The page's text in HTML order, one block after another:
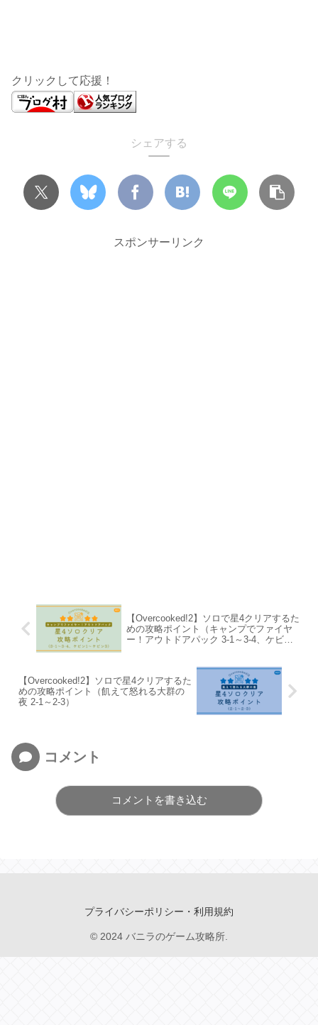
クリックして応援！
シェアする
スポンサーリンク
【Overcooked!2】ソロで星4クリアするた
めの攻略ポイント（キャンプでファイヤ
ー！アウトドアパック 3-1～3-4、ケビン1
【Overcooked!2】ソロで星4クリアするた
めの攻略ポイント（飢えて怒れる大群の
夜 2-1～2-3）
コメント
コメントを書き込む
プライバシーポリシー・利用規約
© 2024 バニラのゲーム攻略所.